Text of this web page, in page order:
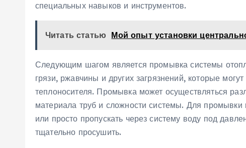
специальных навыков и инструментов.
Читать статью Мой опыт установки
Следующим шагом является промывка системы
грязи, ржавчины и других загрязнений, которые
теплоносителя. Промывка может осуществляться
материала труб и сложности системы. Для
или просто пропускать через систему воду под
тщательно просушить.